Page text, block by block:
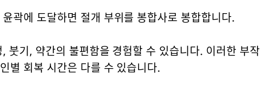
곽에 도달하면 절개 부위를 봉합사로 봉합합니다.
붓기, 약간의 불편함을 경험할 수 있습니다. 이러한 부작
별 회복 시간은 다를 수 있습니다.